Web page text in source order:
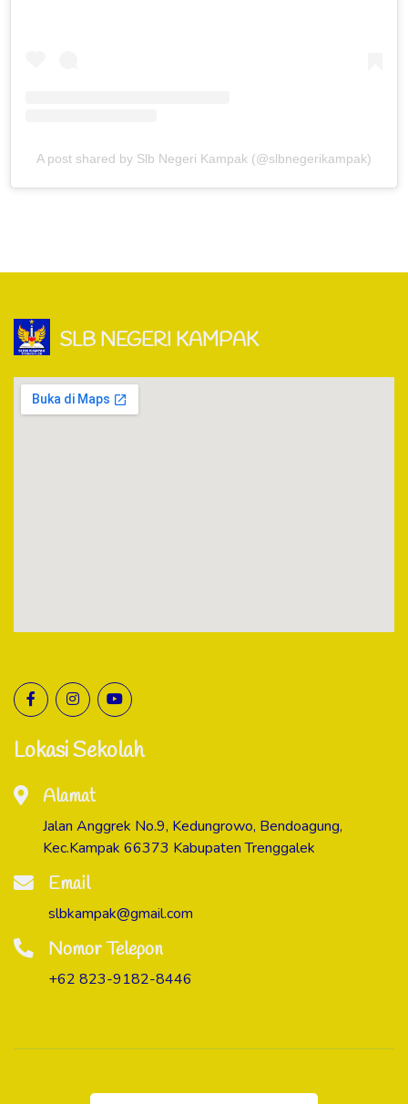
A post shared by Slb Negeri Kampak (@slbnegerikampak)
SLB NEGERI KAMPAK
Lokasi Sekolah
Alamat
Jalan Anggrek No.9, Kedungrowo, Bendoagung,
Kec.Kampak 66373 Kabupaten Trenggalek
Email
slbkampak@gmail.com
Nomor Telepon
+62 823-9182-8446